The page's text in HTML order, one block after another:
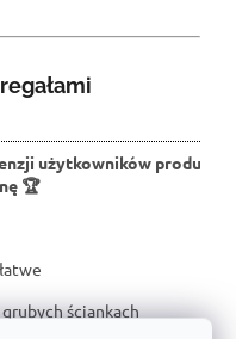
użytkowników produkt
🏆
ściankach